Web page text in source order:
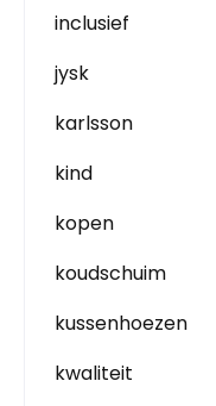
inclusief
jysk
karlsson
kind
kopen
koudschuim
kussenhoezen
kwaliteit